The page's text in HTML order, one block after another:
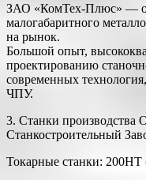
ЗАО «КомТех-Плюс» —
малогабаритного
на рынок.
Большой опыт,
проектированию
современных
ЧПУ.
3. Станки производства
Станкостроительный
Токарные станки: